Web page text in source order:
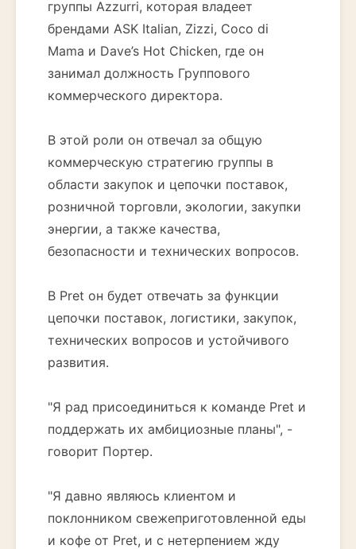
группы Azzurri, которая владеет
брендами ASK Italian, Zizzi, Coco di
Mama и Dave’s Hot Chicken, где он
занимал должность Группового
коммерческого директора.
В этой роли он отвечал за общую
коммерческую стратегию группы в
области закупок и цепочки поставок,
розничной торговли, экологии, закупки
энергии, а также качества,
безопасности и технических вопросов.
В Pret он будет отвечать за функции
цепочки поставок, логистики, закупок,
технических вопросов и устойчивого
развития.
"Я рад присоединиться к команде Pret и
поддержать их амбициозные планы", -
говорит Портер.
"Я давно являюсь клиентом и
поклонником свежеприготовленной еды
и кофе от Pret, и с нетерпением жду